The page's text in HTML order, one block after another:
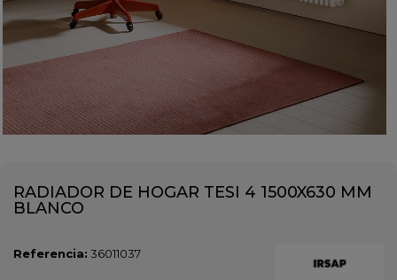
RADIADOR DE HOGAR TESI 4 1500X630 MM
BLANCO
Referencia: 36011037